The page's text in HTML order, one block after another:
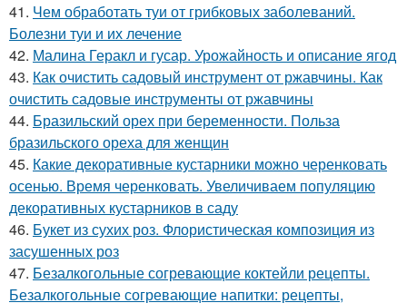
41. Чем обработать туи от грибковых заболеваний.
Болезни туи и их лечение
42. Малина Геракл и гусар. Урожайность и описание ягод
43. Как очистить садовый инструмент от ржавчины. Как
очистить садовые инструменты от ржавчины
44. Бразильский орех при беременности. Польза
бразильского ореха для женщин
45. Какие декоративные кустарники можно черенковать
осенью. Время черенковать. Увеличиваем популяцию
декоративных кустарников в саду
46. Букет из сухих роз. Флористическая композиция из
засушенных роз
47. Безалкогольные согревающие коктейли рецепты.
Безалкогольные согревающие напитки: рецепты,